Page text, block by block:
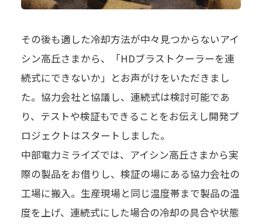
その後も適した冷却方法が中々見つからないアイ
シン高丘さまから、「HDブラストクーラーを連
続式にできないか」とお声がけをいただきまし
た。協力会社と協議し、連続式は検討可能であ
り、テストや検証もできることをお伝えし開発プ
ロジェクトはスタートしました。
中部電力ミライズでは、アイシン高丘さまから実
際の製品をお借りし、検証の場にある協力会社の
工場に搬入。生産現場と同じ温度帯まで製品の温
度を上げ、連続式にした場合の冷却の具合や状態